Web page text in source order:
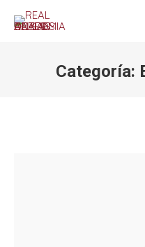
Categoría: